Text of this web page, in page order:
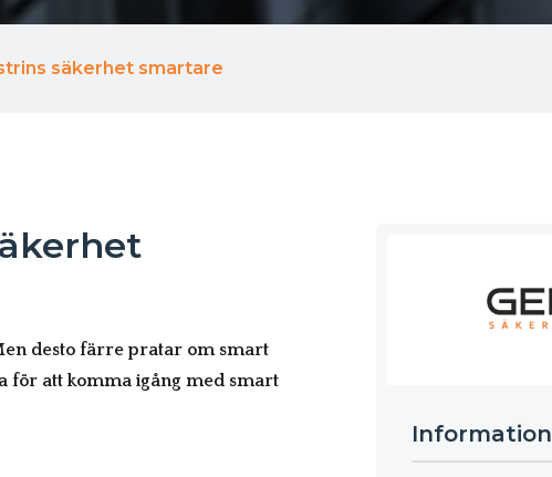
säkerhet smartare
desto färre pratar om smart
för att komma igång med smart
Information